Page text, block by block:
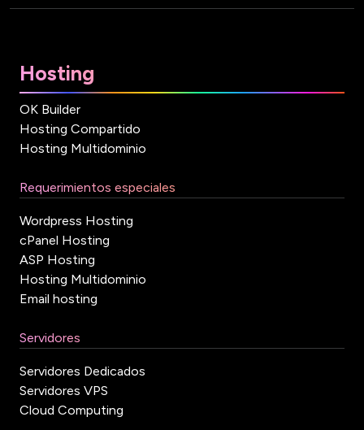
Hosting
OK Builder
Hosting Compartido
Hosting Multidominio
Requerimientos especiales
Wordpress Hosting
cPanel Hosting
ASP Hosting
Hosting Multidominio
Email hosting
Servidores
Servidores Dedicados
Servidores VPS
Cloud Computing